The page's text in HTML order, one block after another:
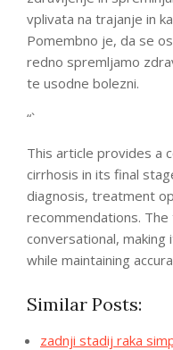
vplivata na trajanje in
Pomembno je, da se
redno spremljamo
te usodne bolezni.
“`
This article provides a
cirrhosis in its final
diagnosis, treatment
recommendations.
conversational, making
while maintaining
Similar Posts:
zadnji stadij raka